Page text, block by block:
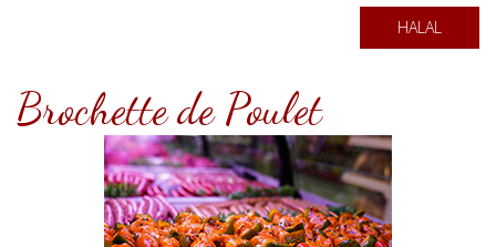
HALAL
Brochette de Poulet